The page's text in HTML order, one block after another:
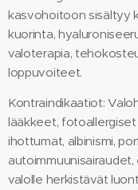
kasvohoitoon sisältyy
kuorinta,
valoterapia,
loppuvoiteet.
Kontraindikaatiot:
lääkkeet,
ihottumat, albinismi,
valolle herkistävät